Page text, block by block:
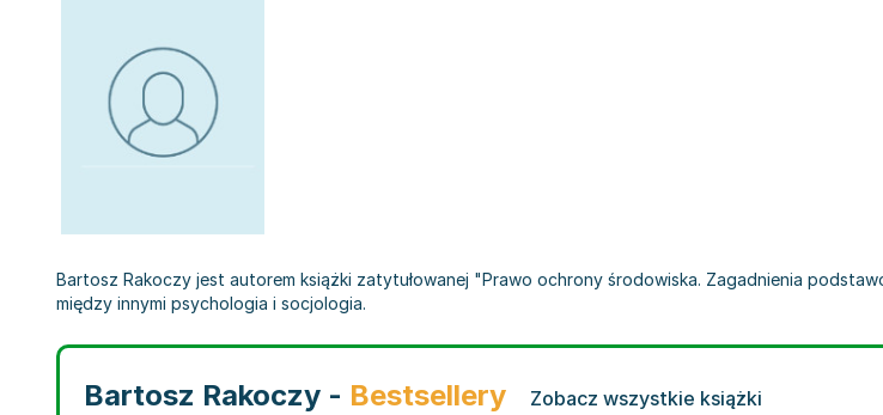
Bartosz Rakoczy jest autorem książki zatytułowanej "Prawo ochrony środowiska. Zagadnienia
między innymi psychologia i socjologia.
Bartosz Rakoczy - Bestsellery Zobacz wszystkie książki